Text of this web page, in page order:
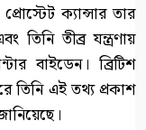
ক্যান্সার তার
তিনি তীব্র যন্ত্রণায়
বাইডেন। ব্রিটিশ
তিনি এই তথ্য প্রকাশ